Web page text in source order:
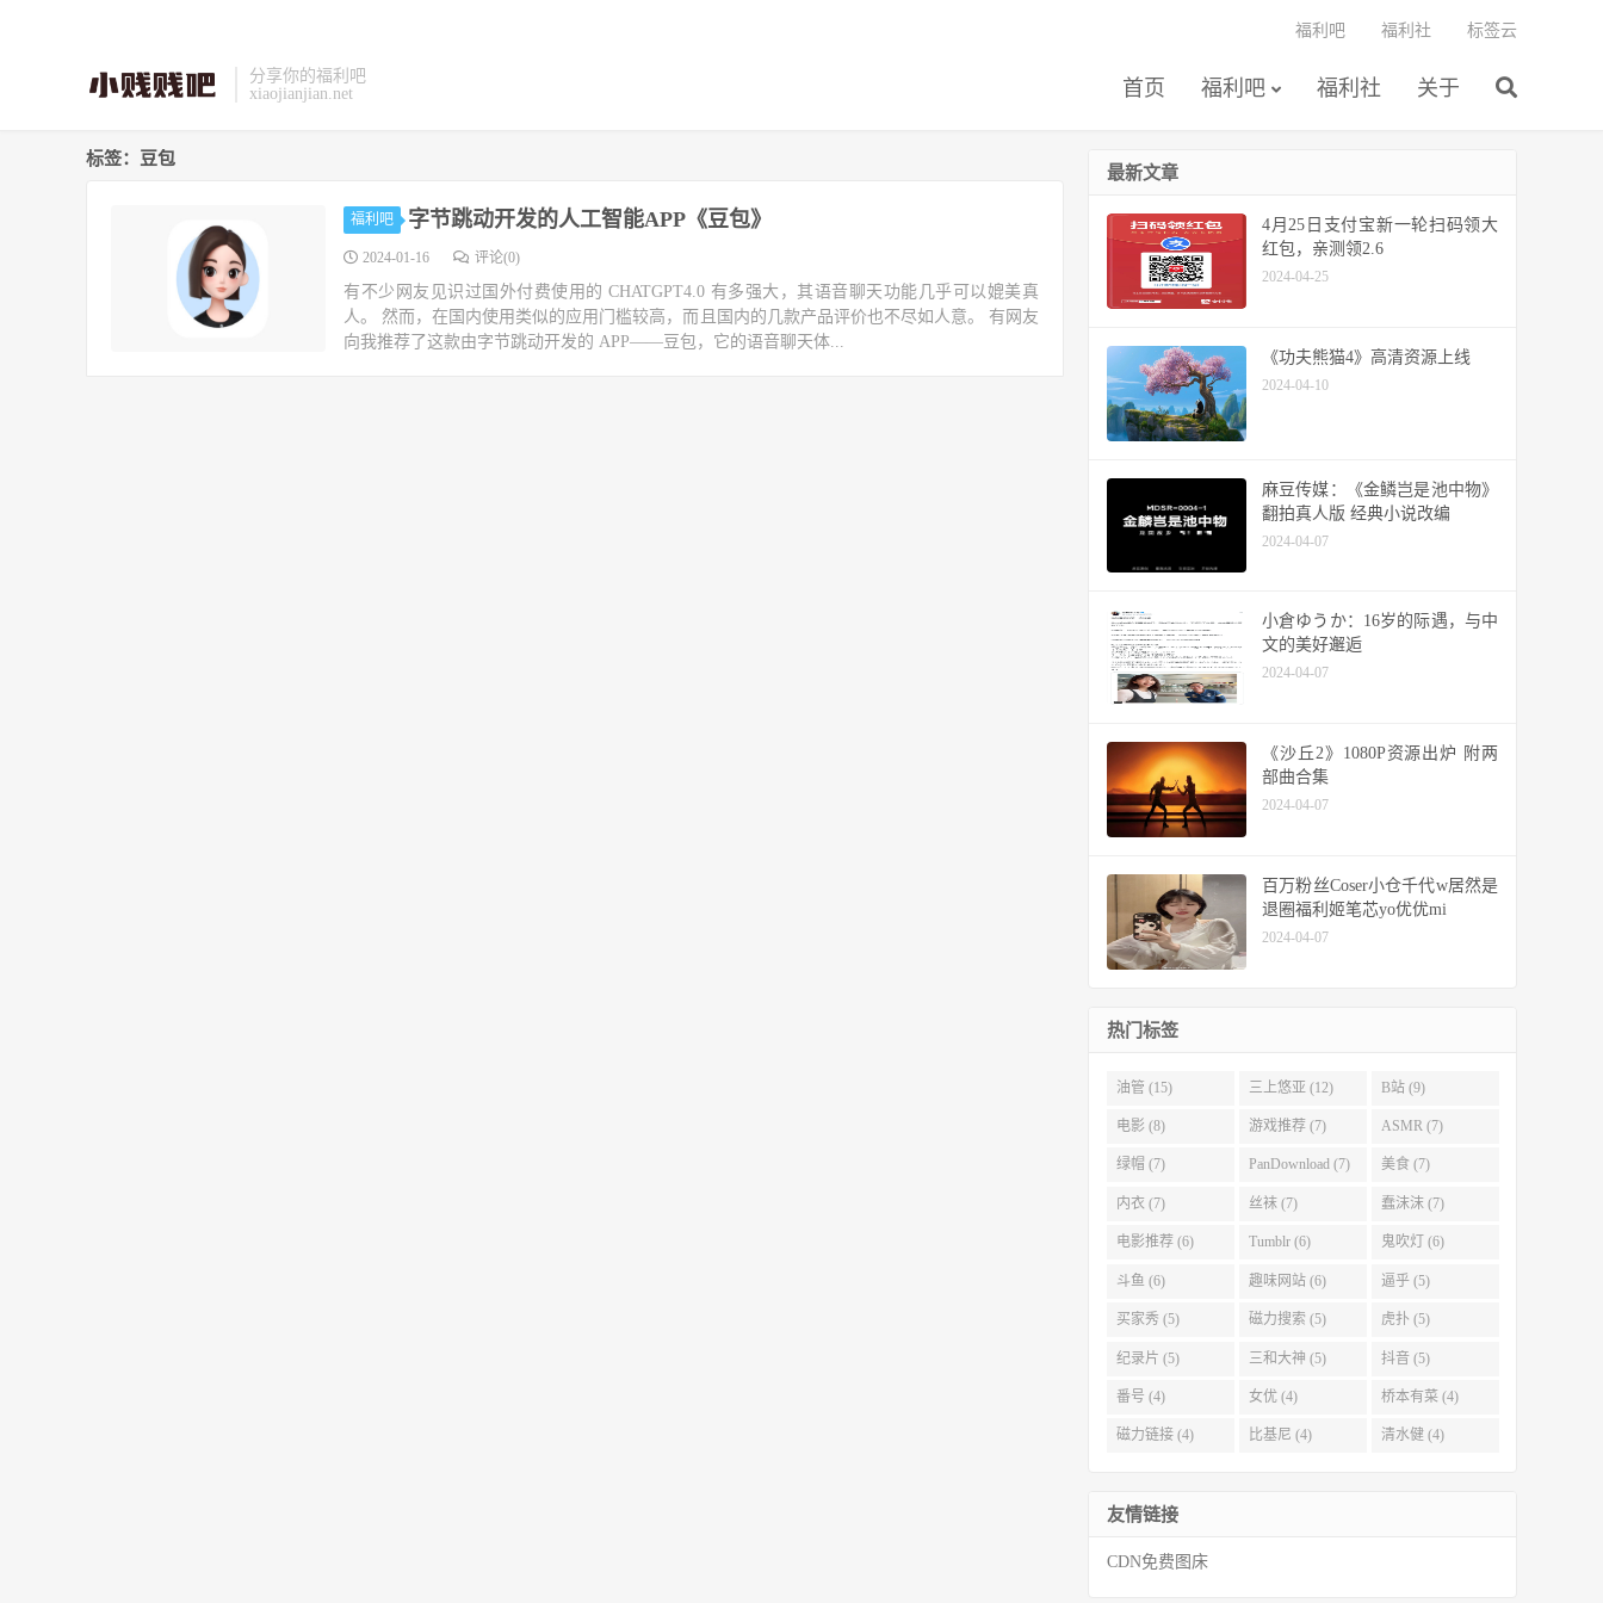
分享你的福利吧
xiaojianjian.net
首页 福利吧 福利社 关于
福利吧 福利社 标签云
标签：豆包
福利吧 字节跳动开发的人工智能APP《豆包》
2024-01-16 评论(0)
有不少网友见识过国外付费使用的 CHATGPT4.0 有多强大，其语音聊天功能几乎可以媲美真
人。 然而，在国内使用类似的应用门槛较高，而且国内的几款产品评价也不尽如人意。 有网友
向我推荐了这款由字节跳动开发的 APP——豆包，它的语音聊天体...
最新文章
4月25日支付宝新一轮扫码领大
红包，亲测领2.6
2024-04-25
《功夫熊猫4》高清资源上线
2024-04-10
麻豆传媒：《金鳞岂是池中物》
翻拍真人版 经典小说改编
2024-04-07
小倉ゆうか：16岁的际遇，与中
文的美好邂逅
2024-04-07
《沙丘2》1080P资源出炉 附两
部曲合集
2024-04-07
百万粉丝Coser小仓千代w居然是
退圈福利姬笔芯yo优优mi
2024-04-07
热门标签
油管 (15) 三上悠亚 (12) B站 (9)
电影 (8) 游戏推荐 (7) ASMR (7)
绿帽 (7) PanDownload (7) 美食 (7)
内衣 (7) 丝袜 (7) 蠢沫沫 (7)
电影推荐 (6) Tumblr (6) 鬼吹灯 (6)
斗鱼 (6) 趣味网站 (6) 逼乎 (5)
买家秀 (5) 磁力搜索 (5) 虎扑 (5)
纪录片 (5) 三和大神 (5) 抖音 (5)
番号 (4) 女优 (4) 桥本有菜 (4)
磁力链接 (4) 比基尼 (4) 清水健 (4)
友情链接
CDN免费图床